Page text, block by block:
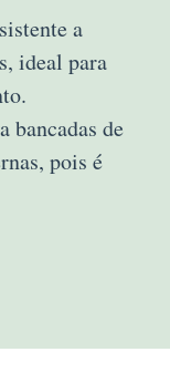
a
ideal para
bancadas de
pois é